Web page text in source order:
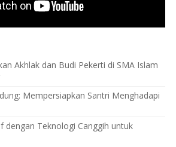
Akhlak dan Budi Pekerti di SMA Islam
Mempersiapkan Santri Menghadapi
dengan Teknologi Canggih untuk